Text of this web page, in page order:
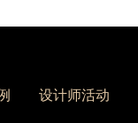
设计师活动